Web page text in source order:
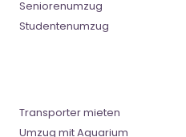
Seniorenumzug
Studentenumzug
Transporter mieten
Umzug mit Aquarium